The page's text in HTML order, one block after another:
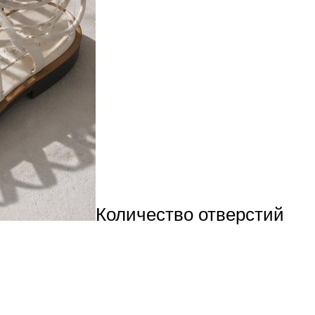
Количество отверстий